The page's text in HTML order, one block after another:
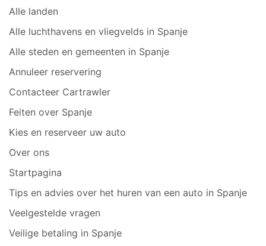
Alle landen
Alle luchthavens en vliegvelds in Spanje
Alle steden en gemeenten in Spanje
Annuleer reservering
Contacteer Cartrawler
Feiten over Spanje
Kies en reserveer uw auto
Over ons
Startpagina
Tips en advies over het huren van een auto in Spanje
Veelgestelde vragen
Veilige betaling in Spanje